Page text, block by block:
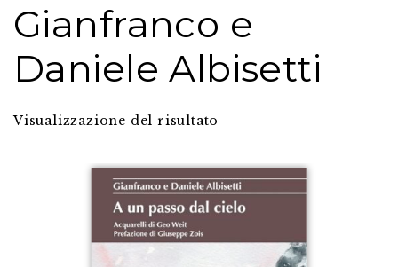
Gianfranco e
Daniele Albisetti
Visualizzazione del risultato